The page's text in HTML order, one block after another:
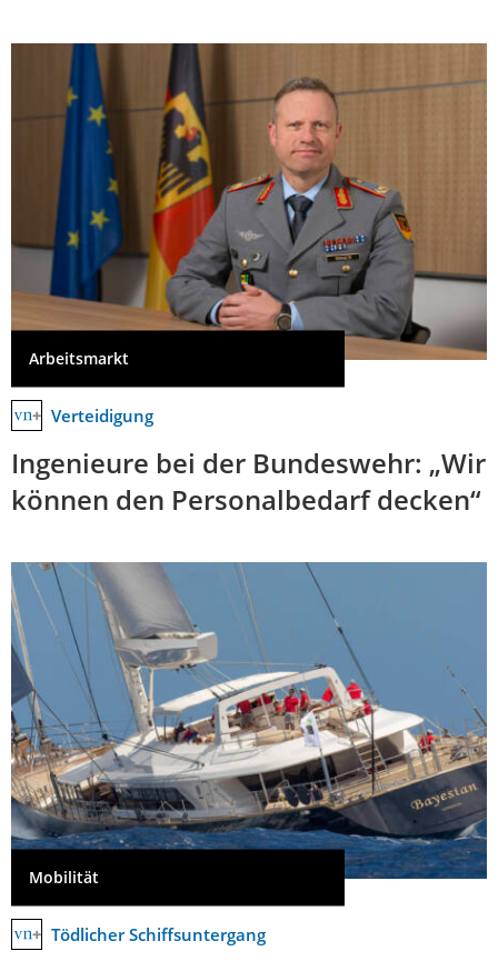
Arbeitsmarkt
Verteidigung
Ingenieure bei der Bundeswehr: „Wir
können den Personalbedarf decken“
Mobilität
Tödlicher Schiffsuntergang